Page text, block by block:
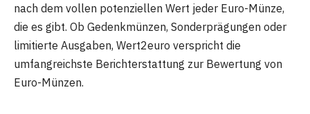
nach dem vollen potenziellen Wert jeder Euro-Münze,
die es gibt. Ob Gedenkmünzen, Sonderprägungen oder
limitierte Ausgaben, Wert2euro verspricht die
umfangreichste Berichterstattung zur Bewertung von
Euro-Münzen.